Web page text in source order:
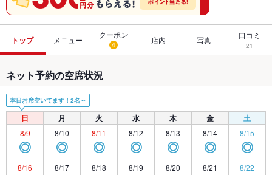
トップ メニュー
クーポン
4 店内 写真 口コミ
21
ネット予約の空席状況
本日お席空いてます！2名～
日 月 火 水 木 金 土
8/9
◎
8/10
◎
8/11
◎
8/12
◎
8/13
◎
8/14
◎
8/15
◎
8/16 8/17 8/18 8/19 8/20 8/21 8/22